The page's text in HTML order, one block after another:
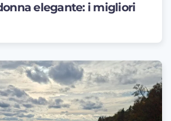
elegante: i migliori